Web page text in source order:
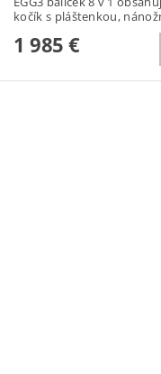
kočík s pláštenkou,
1 985 €